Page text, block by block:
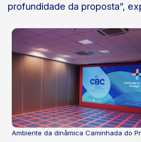
profundidade da proposta”,
Ambiente da dinâmica Caminhada do